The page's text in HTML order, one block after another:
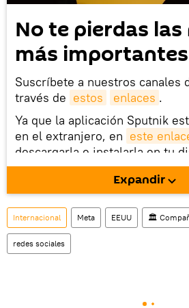
No te pierdas
más importantes
Suscríbete a nuestros canales
través de estos enlaces .
Ya que la aplicación Sputnik
en el extranjero, en este
descargarla e instalarla en tu
móvil (¡solo para Android!).
También tenemos una cuenta
social rusa VK .
Expandir
Internacional Meta EEUU 🏛️
redes sociales